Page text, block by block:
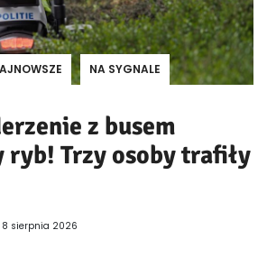
NA SYGNALE
z busem
ryb! Trzy osoby trafiły
8 sierpnia 2026